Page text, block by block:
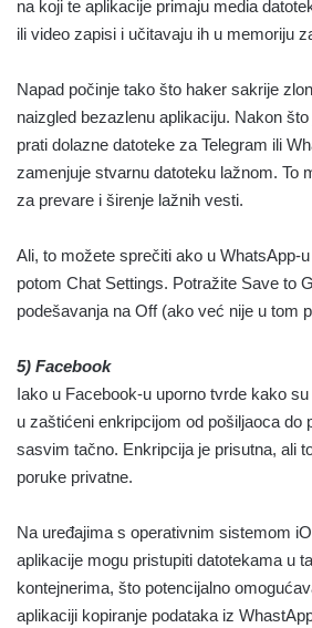
na koji te aplikacije primaju media
ili video zapisi i učitavaju ih u memoriju
Napad počinje tako što haker sakrije
naizgled bezazlenu aplikaciju. Nakon
prati dolazne datoteke za Telegram ili
zamenjuje stvarnu datoteku lažnom. To
za prevare i širenje lažnih vesti.
Ali, to možete sprečiti ako u WhatsApp-
potom Chat Settings. Potražite Save to
podešavanja na Off (ako već nije u tom
5) Facebook
Iako u Facebook-u uporno tvrde kako
u zaštićeni enkripcijom od pošiljaoca do
sasvim tačno. Enkripcija je prisutna, ali
poruke privatne.
Na uređajima s operativnim sistemom
aplikacije mogu pristupiti datotekama u
kontejnerima, što potencijalno
aplikaciji kopiranje podataka iz